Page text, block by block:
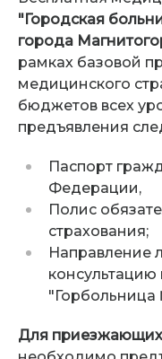
"Городская
города
рамках базовой
медицинского
бюджетов всех
предъявления
Паспорт
Федерации,
Полис
страхования;
Направление
консультацию
"Горбольница
Для приезжающих